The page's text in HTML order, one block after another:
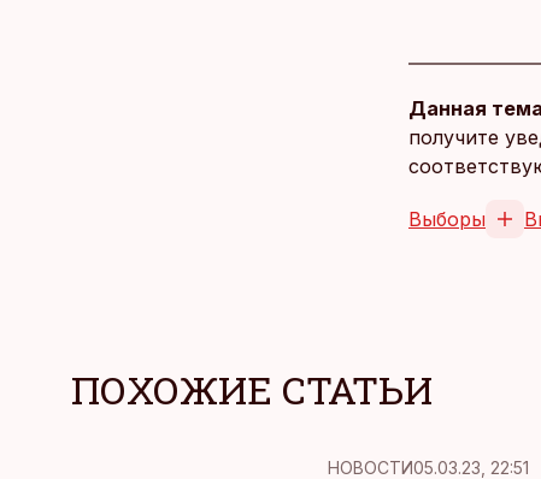
Данная
получите
Выборы
ПОХОЖИЕ СТАТЬИ
НОВОСТИ05.03.23, 22:51